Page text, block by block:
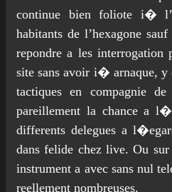
continue bien foliote i�
habitants de l’hexagone
repondre a les interrogation
site sans avoir i� arnaque, y
tactiques en compagnie
pareillement la chance a
differents delegues a
dans felide chez live. Ou
instrument a avec sans nul
reellement nombreuses.